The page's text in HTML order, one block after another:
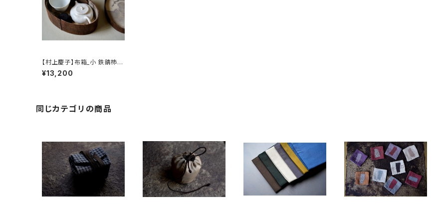
【村上慶子】布箱_小 鉄錆杮渋
染 【sabi-nuno】Cloth Box
Tea Set Storage
¥13,200
同じカテゴリの商品